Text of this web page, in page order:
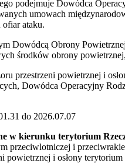
podejmuje Dowódca
umowach
ataku.
Dowódcą Obrony
środków obrony
przestrzeni powietrznej i
Dowódca Operacyjny
do 2026.07.07
w kierunku terytorium
przeciwlotniczej i
powietrznej i osłony